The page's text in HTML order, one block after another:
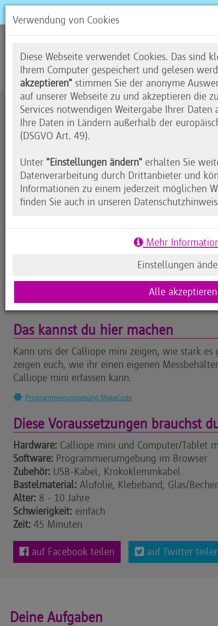
Niederschlag messen
Zustimmung erforderlich
eingeblendet. Wir möchten Sie darauf
Youtube übermittelt werden.
Soll das für alle Youtube-Videos gelten,
Aktivierung".
Das kannst du hier machen
Kann uns der Calliope mini zeigen, wie stark
zeigen euch, wie ihr einen eigenen
Calliope mini erfassen kann.
Programmierumgebung MakeCode
Diese Voraussetzungen brauchst
Hardware: Calliope mini und Computer/Tablet
Software: Programmierumgebung im Browser
Zubehör: USB-Kabel, Krokoklemmkabel
Bastelmaterial: Alufolie, Klebeband, Glas/Becher
Alter: 8 - 10 Jahre
Schwierigkeit: einfach
Zeit: 45 Minuten
auf Facebook teilen auf Twitter
Deine Aufgaben
Verwendung von Cookies
Diese Webseite verwendet Cookies. Das sind
Ihrem Computer gespeichert und gelesen
akzeptieren" stimmen Sie der anonyme
auf unserer Webseite zu und akzeptieren die
Services notwendigen Weitergabe Ihrer
Ihre Daten in Ländern außerhalb der
(DSGVO Art. 49).
Unter "Einstellungen ändern" erhalten Sie
Datenverarbeitung durch Drittanbieter und
Informationen zu einem jederzeit möglichen
finden Sie auch in unseren
Mehr
Einstellungen
Alle akzeptieren